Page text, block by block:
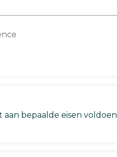
aan bepaalde eisen voldoen